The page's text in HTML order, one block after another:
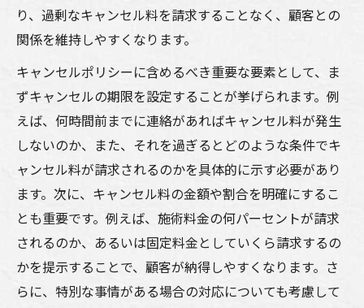
り、過剰なキャンセル料を請求することなく、顧客との
関係を維持しやすくなります。
キャンセルポリシーに含めるべき重要な要素として、ま
ずキャンセルの期限を設定することが挙げられます。例
えば、何時間前までに連絡があればキャンセル料が発生
しないのか、また、それを過ぎるとどのような条件でキ
ャンセル料が請求されるのかを具体的に示す必要があり
ます。次に、キャンセル料の金額や割合を明確にするこ
とも重要です。例えば、施術料金の何パーセントが請求
されるのか、あるいは固定料金としていくら請求するの
かを提示することで、顧客が納得しやすくなります。さ
らに、特別な事情がある場合の対応についても考慮して